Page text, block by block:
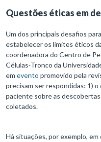
Questões éticas em
Um dos principais desafios
estabelecer os limites éticos
coordenadora do Centro de
Células-Tronco da
em evento promovido pela
precisam ser respondidas: 1)
paciente sobre as
coletados.
Há situações, por exemplo,